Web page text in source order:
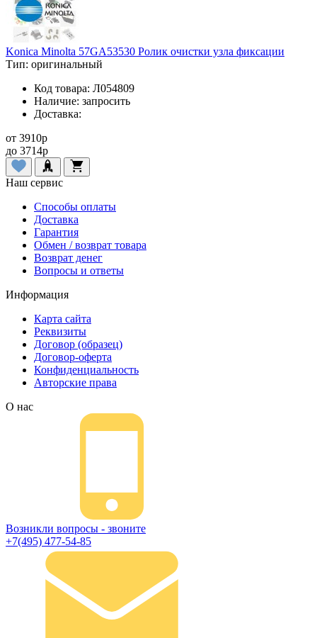
Konica Minolta 57GA53530 Ролик очистки узла фиксации
Тип: оригинальный
Код товара: Л054809
Наличие: запросить
Доставка:
от 3910p
до 3714p
Наш сервис
Способы оплаты
Доставка
Гарантия
Обмен / возврат товара
Возврат денег
Вопросы и ответы
Информация
Карта сайта
Реквизиты
Договор (образец)
Договор-оферта
Конфиденциальность
Авторские права
О нас
Возникли вопросы - звоните
+7(495) 477-54-85